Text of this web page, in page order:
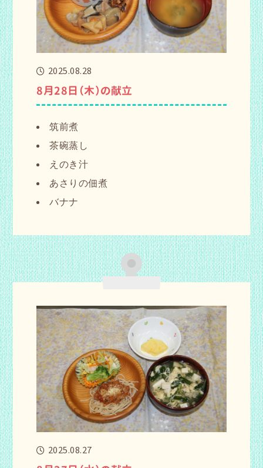
2025.08.28
8月28日（木）の献立
筑前煮
茶碗蒸し
えのき汁
あさりの佃煮
バナナ
2025.08.27